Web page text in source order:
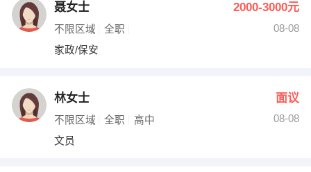
四年以上工作经验
五年以上工作经验
博士
文员 护士
财务会计
网络IT
聂女士 2000-3000元
不限区域 全职
08-08
家政/保安
林女士 面议
不限区域 全职 高中
08-08
文员